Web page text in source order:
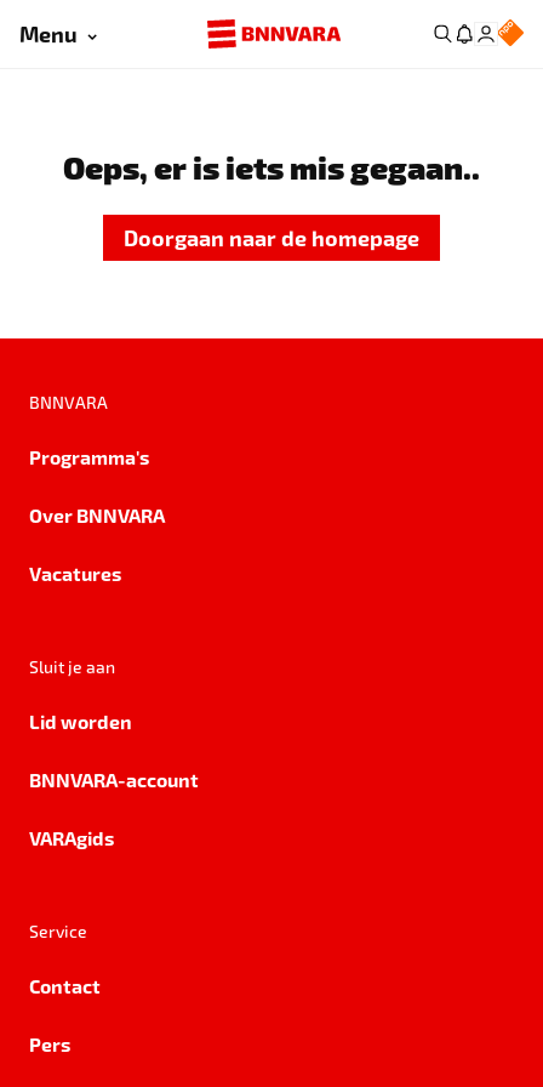
Menu
Oeps, er is iets mis gegaan..
Doorgaan naar de homepage
BNNVARA
Programma's
Over BNNVARA
Vacatures
Sluit je aan
Lid worden
BNNVARA-account
VARAgids
Service
Contact
Pers